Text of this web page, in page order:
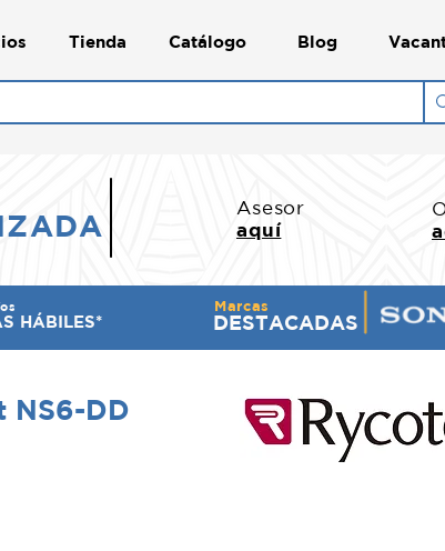
Tienda Catálogo Blog
Asesor
aquí
HÁBILES* DESTACADAS
Marcas
NS6-DD